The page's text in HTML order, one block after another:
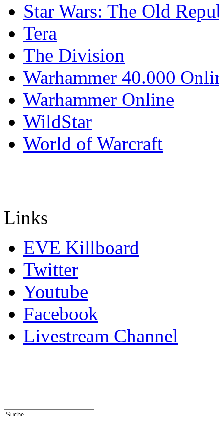
Star Wars: The Old
Tera
The Division
Warhammer 40.000
Warhammer Online
WildStar
World of Warcraft
Links
EVE Killboard
Twitter
Youtube
Facebook
Livestream Channel